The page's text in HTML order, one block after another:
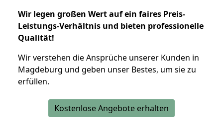
Wir legen großen Wert auf ein faires Preis-
Leistungs-Verhältnis und bieten professionelle
Qualität!
Wir verstehen die Ansprüche unserer Kunden in
Magdeburg und geben unser Bestes, um sie zu
erfüllen.
Kostenlose Angebote erhalten